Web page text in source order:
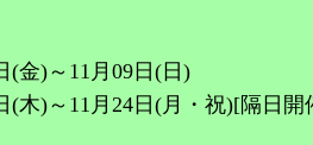
(金)～11月09日(日)
(木)～11月24日(月・祝)[隔日開